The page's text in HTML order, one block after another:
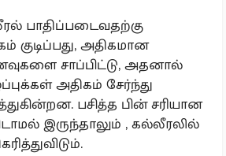
பாதிப்படைவதற்கு
அதிகமான
சாப்பிட்டு, அதனால்
அதிகம் சேர்ந்து
பசித்த பின் சரியான
இருந்தாலும் , கல்லீரலில்